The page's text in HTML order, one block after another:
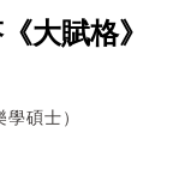
大賦格》
碩士）